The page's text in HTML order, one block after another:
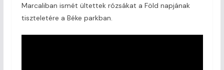
Marcaliban ismét ültettek rózsákat a Föld napjának
tiszteletére a Béke parkban.